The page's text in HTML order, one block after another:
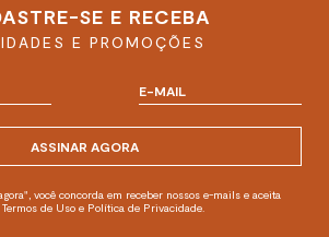
SE E RECEBA
E PROMOÇÕES
ASSINAR AGORA
você concorda em receber nossos e-mails e aceita
Termos de Uso e Política de Privacidade.